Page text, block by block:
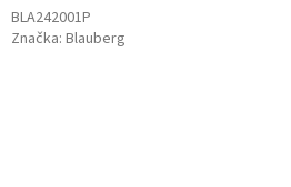
BLA242001P
Značka: Blauberg